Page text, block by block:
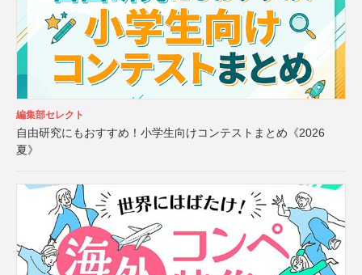
編集部セレクト
自由研究にもおすすめ！小学生向けコンテストまとめ《2026
夏》